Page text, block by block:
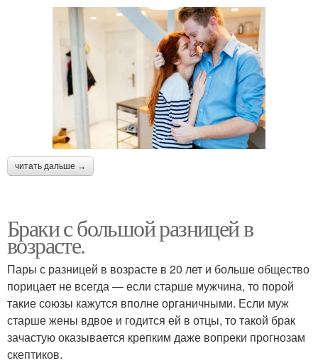
читать дальше →
Браки с большой разницей в
возрасте.
Пары с разницей в возрасте в 20 лет и больше общество
порицает не всегда — если старше мужчина, то порой
такие союзы кажутся вполне органичными. Если муж
старше жены вдвое и годится ей в отцы, то такой брак
зачастую оказывается крепким даже вопреки прогнозам
скептиков.